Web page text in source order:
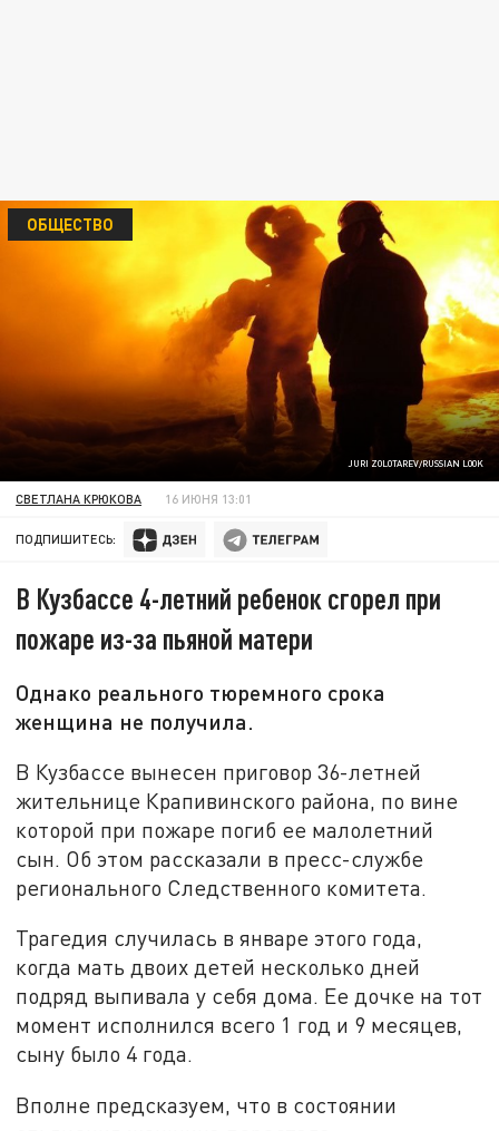
JURI ZOLOTAREV/RUSSIAN LOOK
ОБЩЕСТВО
СВЕТЛАНА КРЮКОВА 16 ИЮНЯ 13:01
ПОДПИШИТЕСЬ:
В Кузбассе 4-летний ребенок сгорел при
пожаре из-за пьяной матери
Однако реального тюремного срока
женщина не получила.
В Кузбассе вынесен приговор 36-летней
жительнице Крапивинского района, по вине
которой при пожаре погиб ее малолетний
сын. Об этом рассказали в пресс-службе
регионального Следственного комитета.
Трагедия случилась в январе этого года,
когда мать двоих детей несколько дней
подряд выпивала у себя дома. Ее дочке на тот
момент исполнился всего 1 год и 9 месяцев,
сыну было 4 года.
Вполне предсказуем, что в состоянии